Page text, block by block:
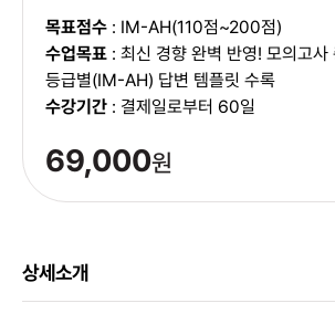
목표점수 : IM-AH(110점~200점)
수업목표 : 최신 경향 완벽 반영! 모의고
등급별(IM-AH) 답변 템플릿 수록
수강기간 : 결제일로부터 60일
69,000원
상세소개